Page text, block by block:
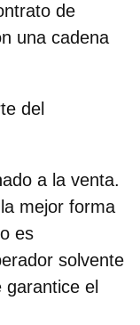
de
una cadena
del
a la venta.
mejor forma
es
solvente
el